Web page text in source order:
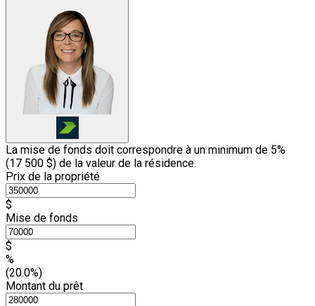
La mise de fonds doit correspondre à un minimum de 5%
(17 500 $) de la valeur de la résidence.
Prix de la propriété
$
Mise de fonds
$
%
(20.0%)
Montant du prêt